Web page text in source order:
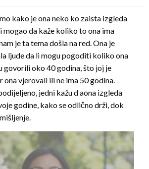
kako je ona neko ko zaista izgleda
da kaže koliko to ona ima
je ta tema došla na red. Ona je
ljude da li mogu pogoditi koliko ona
govorili oko 40 godina, što joj je
ona vjerovali ili ne ima 50 godina.
jedni kažu d aona izgleda
godine, kako se odlično drži, dok